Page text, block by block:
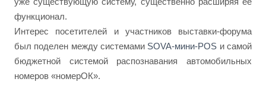
функционал.
Интерес посетителей и участников выставки-форума
был поделен между системами SOVA-мини-POS и самой
бюджетной системой распознавания автомобильных
номеров «номерОК».